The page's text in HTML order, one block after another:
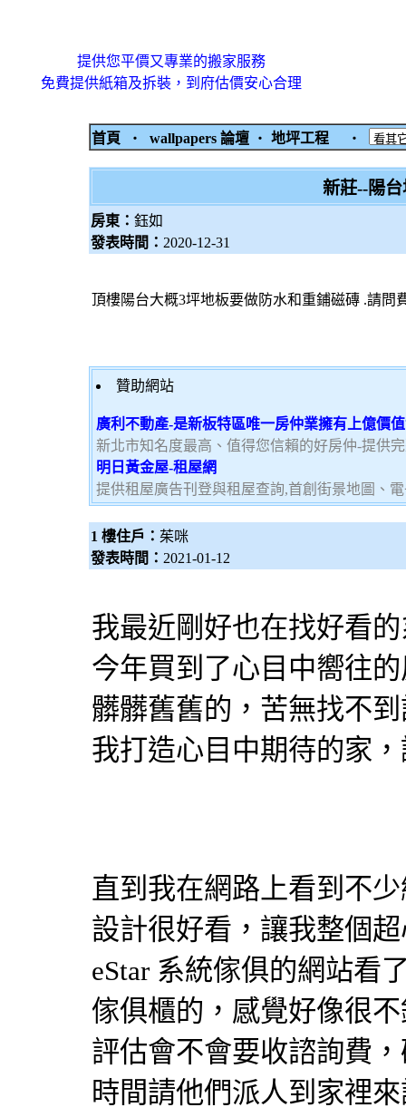
提供您平價又專業的搬家服務
免費提供紙箱及拆裝，到府估價安心合理
首頁 ‧ wallpapers 論壇 ‧ 地坪工程 ‧
新莊--陽
房東： 鈺如
發表時間： 2020-12-31
頂樓陽台大概3坪地板要做防水和重鋪磁磚 .請問
贊助網站
廣利不動產-是新板特區唯一房仲業擁有上億價
新北市知名度最高、值得您信賴的好房仲-提供
明日黃金屋-租屋網
提供租屋廣告刊登與租屋查詢,首創街景地圖、
1 樓住戶： 茱咪
發表時間： 2021-01-12
我最近剛好也在找好看的
今年買到了心目中嚮往
髒髒舊舊的，苦無找不
我打造心目中期待的家
直到我在網路上看到不
設計很好看，讓我整個
eStar 系統傢俱的網站看
傢俱櫃的，感覺好像很
評估會不會要收諮詢費
時間請他們派人到家裡